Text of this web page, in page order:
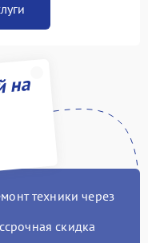
на
техники через
скидка